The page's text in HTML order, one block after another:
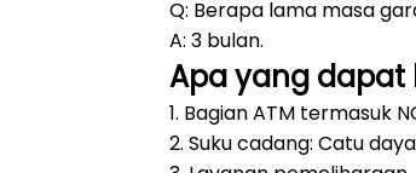
Q: Berapa lama masa
A: 3 bulan.
Apa yang dapat
1. Bagian ATM termasuk
2. Suku cadang: Catu